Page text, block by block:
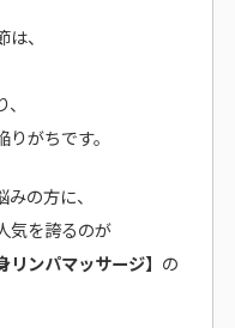
、
がちです。
の方に、
気を誇るのが
ンパマッサージ】 の